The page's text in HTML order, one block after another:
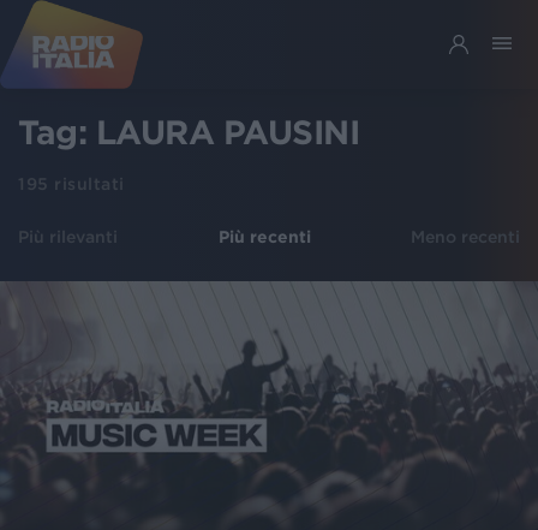
Tag: LAURA PAUSINI
195 risultati
Più rilevanti Più recenti Meno recenti